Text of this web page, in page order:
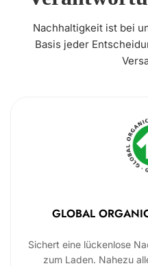
Nachhaltigkeit ist bei
Basis jeder
GLOBAL
Sichert eine lückenlose
zum Laden. Nahezu